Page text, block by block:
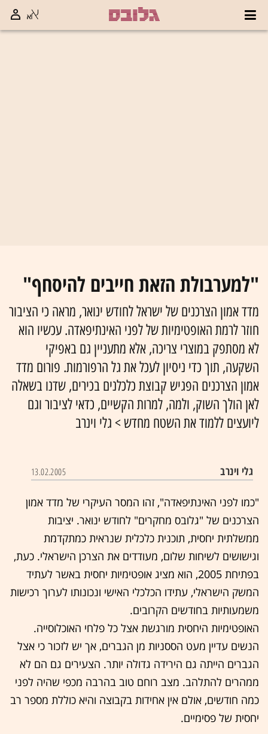
"למערבולת הזאת חייבים להיסחף"
מדד אמון הצרכנים של ישראל לחודש ינואר, מראה כי הציבור
חוזר לרמת האופטימיות של לפני האינתיפאדה. עכשיו הוא
לא מסתפק במוצרי צריכה, אלא מתעניין גם באפיקי
השקעה, תוך כדי ניסיון לעכל את גל הרפורמות. פורום מדד
אמון הצרכנים הפגיש קבוצת כלכלנים בכירים, שדנו בשאלה
לאן הולך השוק, ולמה, למרות הקשיים, כדאי לציבור וגם
ליועצים ללמוד את השטח מחדש > גלי וינרב
גלי וינרב 13.02.2005
"כמו לפני האינתיפאדה", זהו המסר העיקרי של מדד אמון
הצרכנים של "גלובס מחקרים" לחודש ינואר. יציבות
ממשלתית יחסית, תוכנית כלכלית שנראית כמתקדמת
וגישושים לשיחות שלום, מעודדים את הצרכן הישראלי. כעת,
בפתיחת 2005, הוא מציג אופטימיות יחסית באשר לעתיד
המשק הישראלי, עתידו הכלכלי האישי ונכונותו לערוך רכישות
משמעותיות בחודשים הקרובים.
האופטימיות היחסית מורגשת אצל כל פלחי האוכלוסייה.
הנשים עדיין מעט הססניות מן הגברים, אך יש לזכור כי אצל
הגברים הייתה גם הירידה גדולה יותר. הצעירים גם הם לא
ממהרים להתלהב. מצב רוחם טוב בהרבה מכפי שהיה לפני
כמה חודשים, אולם אין אחידות בקבוצה והיא כוללת מספר רב
יחסית של פסימיים.